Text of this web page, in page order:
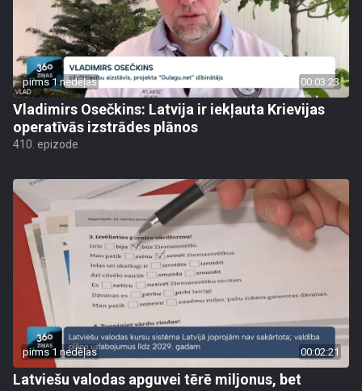
pirms 1 nedēļas 00:03:23
Vladimirs Osečkins: Latvija ir iekļauta Krievijas
operatīvās izstrādes plānos
410. epizode
pirms 1 nedēļas 00:02:21
Latviešu valodas apguvei tērē miljonus, bet